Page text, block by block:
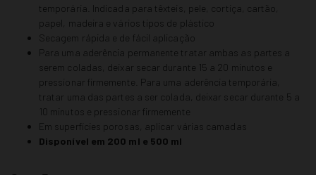
temporária. Indicada para têxteis, pele, cortiça, cartão,
papel, madeira e vários tipos de plástico
Secagem rápida e de fácil aplicação
Para uma aderência permanente tratar ambas as partes a
serem coladas, deixar secar durante 15 a 20 minutos e
pressionar firmemente. Para uma aderência temporária,
tratar uma das partes a ser colada, deixar secar durante 5 a
10 minutos e pressionar firmemente
Em superfícies porosas, aplicar várias camadas
Disponível em 200 ml e 500 ml